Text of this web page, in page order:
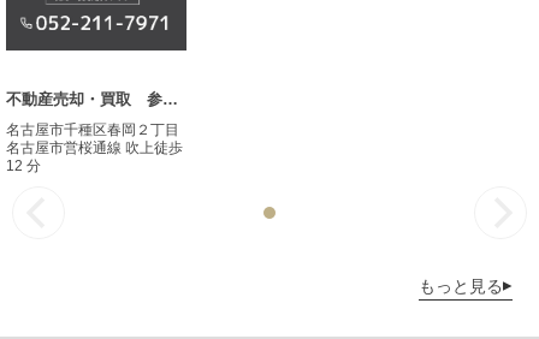
不動産売却・買取 参考事例
名古屋市千種区春岡２丁目
名古屋市営桜通線 吹上徒歩
12 分
もっと見る